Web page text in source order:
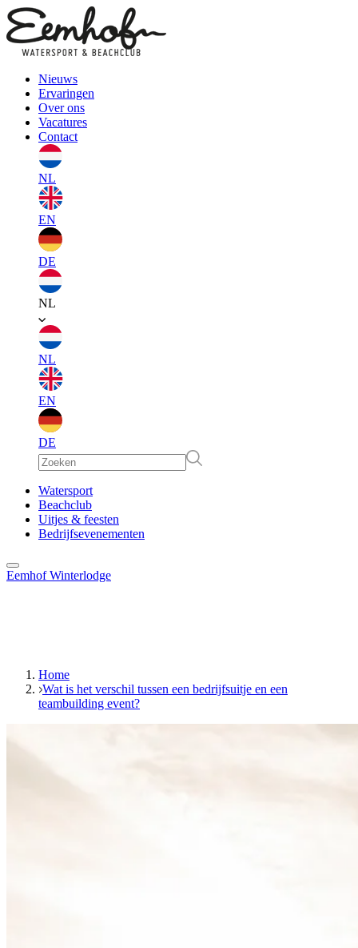
Nieuws
Ervaringen
Over ons
Vacatures
Contact
NL
EN
DE
NL
NL
EN
DE
EN
DE
Watersport
Beachclub
Uitjes & feesten
Bedrijfsevenementen
Eemhof Winterlodge
Home
Wat is het verschil tussen een bedrijfsuitje en een
teambuilding event?